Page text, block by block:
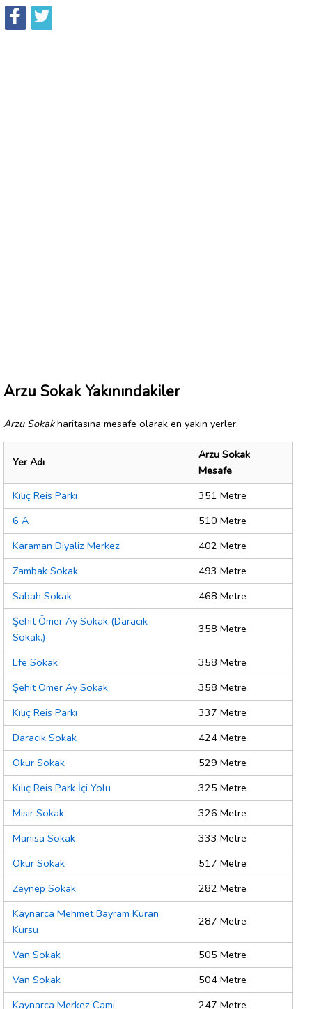
Arzu Sokak Yakınındakiler
Arzu Sokakharitasına mesafe olarak en yakın yerler:
Yer Adı
Arzu Sokak
Mesafe
Kılıç Reis Parkı
351 Metre
6 A
510 Metre
Karaman Diyaliz Merkez
402 Metre
Zambak Sokak
493 Metre
Sabah Sokak
468 Metre
Şehit Ömer Ay Sokak (Daracık
Sokak.)
358 Metre
Efe Sokak
358 Metre
Şehit Ömer Ay Sokak
358 Metre
Kılıç Reis Parkı
337 Metre
Daracık Sokak
424 Metre
Okur Sokak
529 Metre
Kılıç Reis Park İçi Yolu
325 Metre
Mısır Sokak
326 Metre
Manisa Sokak
333 Metre
Okur Sokak
517 Metre
Zeynep Sokak
282 Metre
Kaynarca Mehmet Bayram Kuran
Kursu
287 Metre
Van Sokak
505 Metre
Van Sokak
504 Metre
Kaynarca Merkez Cami
247 Metre